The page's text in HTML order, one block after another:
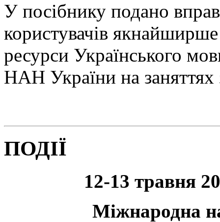
У посібнику подано
користувачів
ресурси Українського
НАН України на заняттях
ПОДІЇ
12-13 травня
Міжнародна